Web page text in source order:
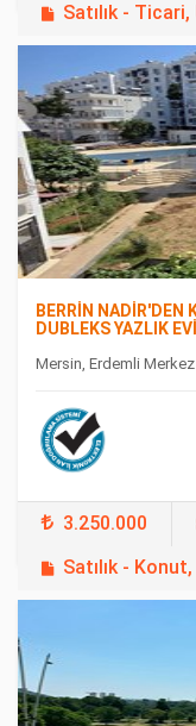
Satılık -
FEATURED
BERRİN NADİR'DEN
DUBLEKS YAZLIK EVİ
Mersin, Erdemli Merkez
3.250.000
Satılık -